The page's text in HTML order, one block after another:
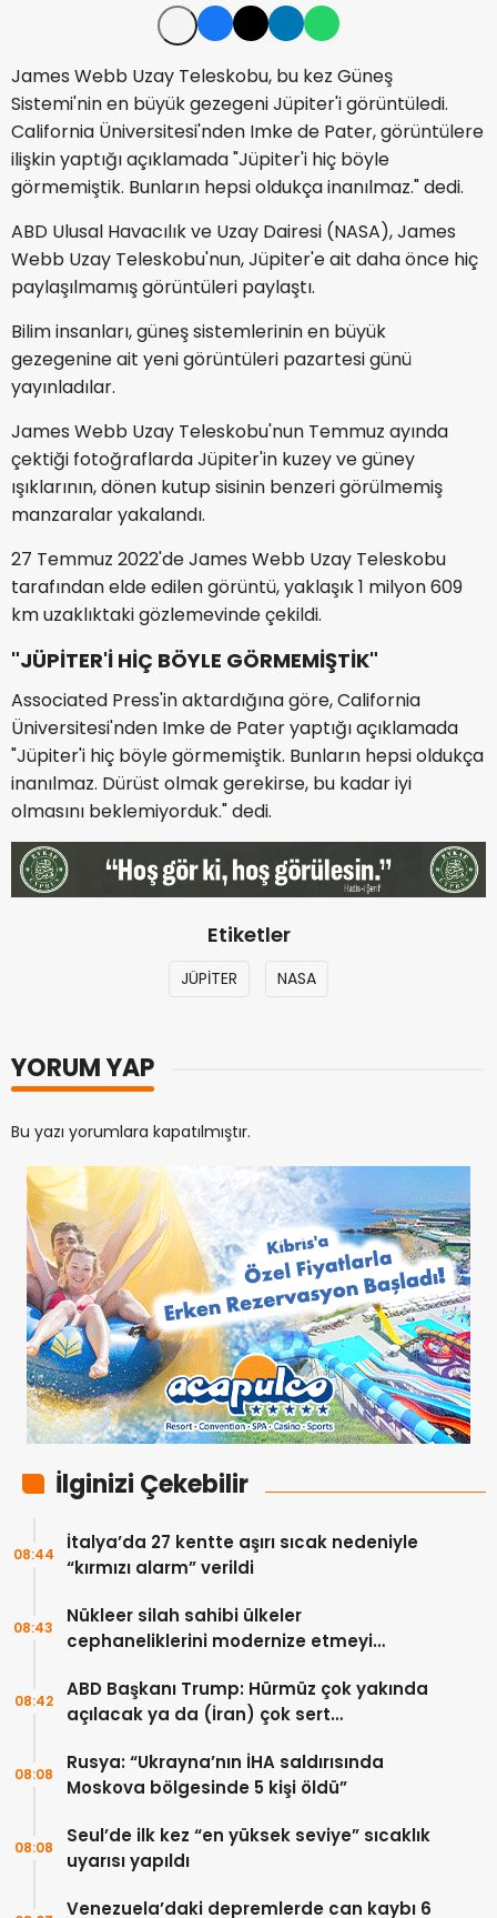
James Webb Uzay Teleskobu, bu kez Güneş
Sistemi'nin en büyük gezegeni Jüpiter'i görüntüledi.
California Üniversitesi'nden Imke de Pater, görüntülere
ilişkin yaptığı açıklamada "Jüpiter'i hiç böyle
görmemiştik. Bunların hepsi oldukça inanılmaz." dedi.
ABD Ulusal Havacılık ve Uzay Dairesi (NASA), James
Webb Uzay Teleskobu'nun, Jüpiter'e ait daha önce hiç
paylaşılmamış görüntüleri paylaştı.
Bilim insanları, güneş sistemlerinin en büyük
gezegenine ait yeni görüntüleri pazartesi günü
yayınladılar.
James Webb Uzay Teleskobu'nun Temmuz ayında
çektiği fotoğraflarda Jüpiter'in kuzey ve güney
ışıklarının, dönen kutup sisinin benzeri görülmemiş
manzaralar yakalandı.
27 Temmuz 2022'de James Webb Uzay Teleskobu
tarafından elde edilen görüntü, yaklaşık 1 milyon 609
km uzaklıktaki gözlemevinde çekildi.
"JÜPİTER'İ HİÇ BÖYLE GÖRMEMİŞTİK"
Associated Press'in aktardığına göre, California
Üniversitesi'nden Imke de Pater yaptığı açıklamada
"Jüpiter'i hiç böyle görmemiştik. Bunların hepsi oldukça
inanılmaz. Dürüst olmak gerekirse, bu kadar iyi
olmasını beklemiyorduk." dedi.
Etiketler
JÜPİTER NASA
YORUM YAP
Bu yazı yorumlara kapatılmıştır.
İlginizi Çekebilir
İtalya’da 27 kentte aşırı sıcak nedeniyle
“kırmızı alarm” verildi
08:44
Nükleer silah sahibi ülkeler
cephaneliklerini modernize etmeyi
08:43
ABD Başkanı Trump: Hürmüz çok yakında
açılacak ya da (İran) çok sert
08:42
Rusya: “Ukrayna’nın İHA saldırısında
Moskova bölgesinde 5 kişi öldü”
08:08
Seul’de ilk kez “en yüksek seviye” sıcaklık
uyarısı yapıldı
08:08
Venezuela’daki depremlerde can kaybı 6